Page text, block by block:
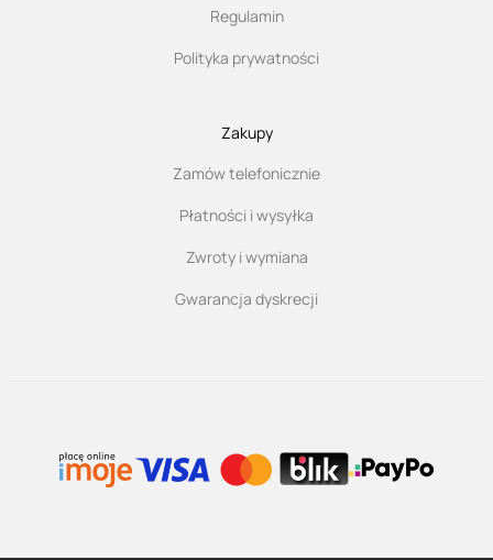
Regulamin
Polityka prywatności
Zakupy
Zamów telefonicznie
Płatności i wysyłka
Zwroty i wymiana
Gwarancja dyskrecji